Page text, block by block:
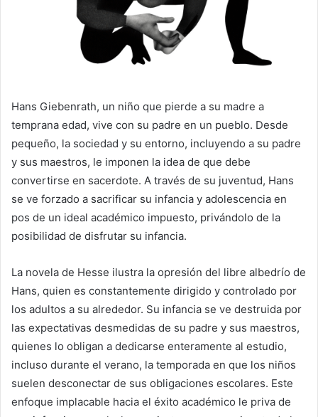
Hans Giebenrath, un niño que pierde a su madre a
temprana edad, vive con su padre en un pueblo. Desde
pequeño, la sociedad y su entorno, incluyendo a su padre
y sus maestros, le imponen la idea de que debe
convertirse en sacerdote. A través de su juventud, Hans
se ve forzado a sacrificar su infancia y adolescencia en
pos de un ideal académico impuesto, privándolo de la
posibilidad de disfrutar su infancia.
La novela de Hesse ilustra la opresión del libre albedrío de
Hans, quien es constantemente dirigido y controlado por
los adultos a su alrededor. Su infancia se ve destruida por
las expectativas desmedidas de su padre y sus maestros,
quienes lo obligan a dedicarse enteramente al estudio,
incluso durante el verano, la temporada en que los niños
suelen desconectar de sus obligaciones escolares. Este
enfoque implacable hacia el éxito académico le priva de